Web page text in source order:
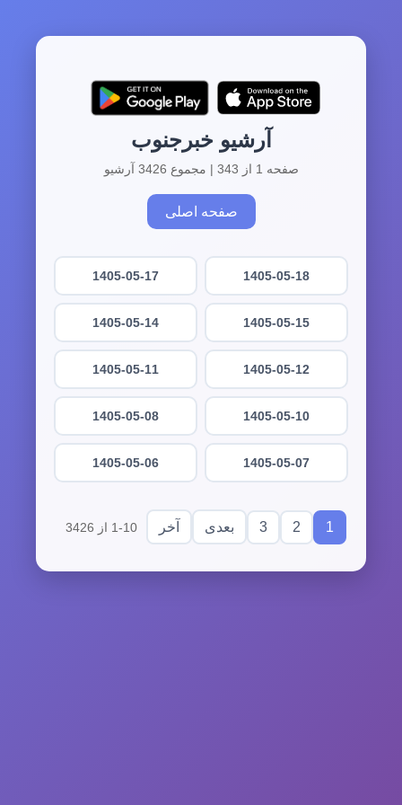
آرشیو خبرجنوب
صفحه 1 از 343 | مجموع 3426 آرشیو
صفحه اصلی
1405-05-18
1405-05-17
1405-05-15
1405-05-14
1405-05-12
1405-05-11
1405-05-10
1405-05-08
1405-05-07
1405-05-06
1
2
3 بعدی آخر 1-10 از 3426